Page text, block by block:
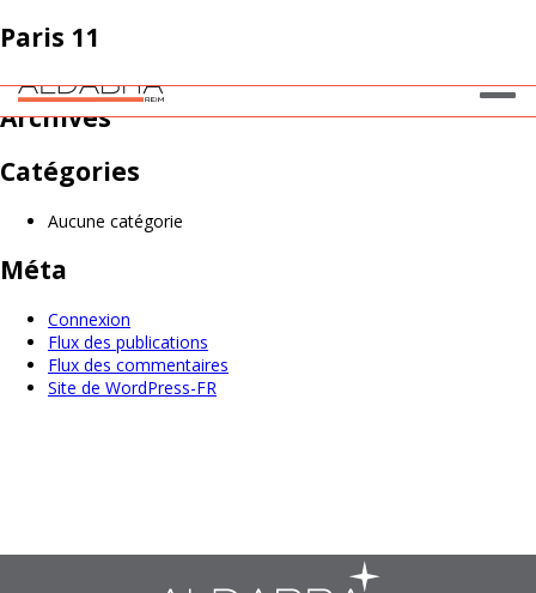
Paris 11
Archives
Catégories
Aucune catégorie
Méta
Connexion
Flux des publications
Flux des commentaires
Site de WordPress-FR